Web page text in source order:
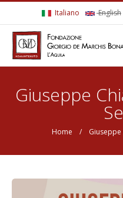
Italiano English
Giuseppe
Tu sei qui
Home / Giuseppe